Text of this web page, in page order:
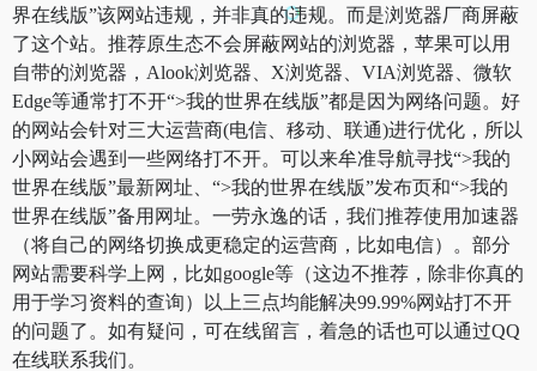
界在线版”该网站违规，并非真的违规。而是浏览器厂商屏蔽
了这个站。推荐原生态不会屏蔽网站的浏览器，苹果可以用
自带的浏览器，Alook浏览器、X浏览器、VIA浏览器、微软
Edge等通常打不开“>我的世界在线版”都是因为网络问题。好
的网站会针对三大运营商(电信、移动、联通)进行优化，所以
小网站会遇到一些网络打不开。可以来牟准导航寻找“>我的
世界在线版”最新网址、“>我的世界在线版”发布页和“>我的
世界在线版”备用网址。一劳永逸的话，我们推荐使用加速器
（将自己的网络切换成更稳定的运营商，比如电信）。部分
网站需要科学上网，比如google等（这边不推荐，除非你真的
用于学习资料的查询）以上三点均能解决99.99%网站打不开
的问题了。如有疑问，可在线留言，着急的话也可以通过QQ
在线联系我们。